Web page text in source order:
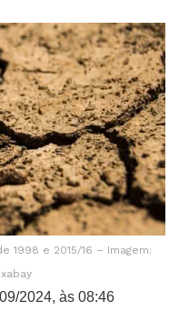
1998 e 2015/16 – Imagem:
2024, às 08:46